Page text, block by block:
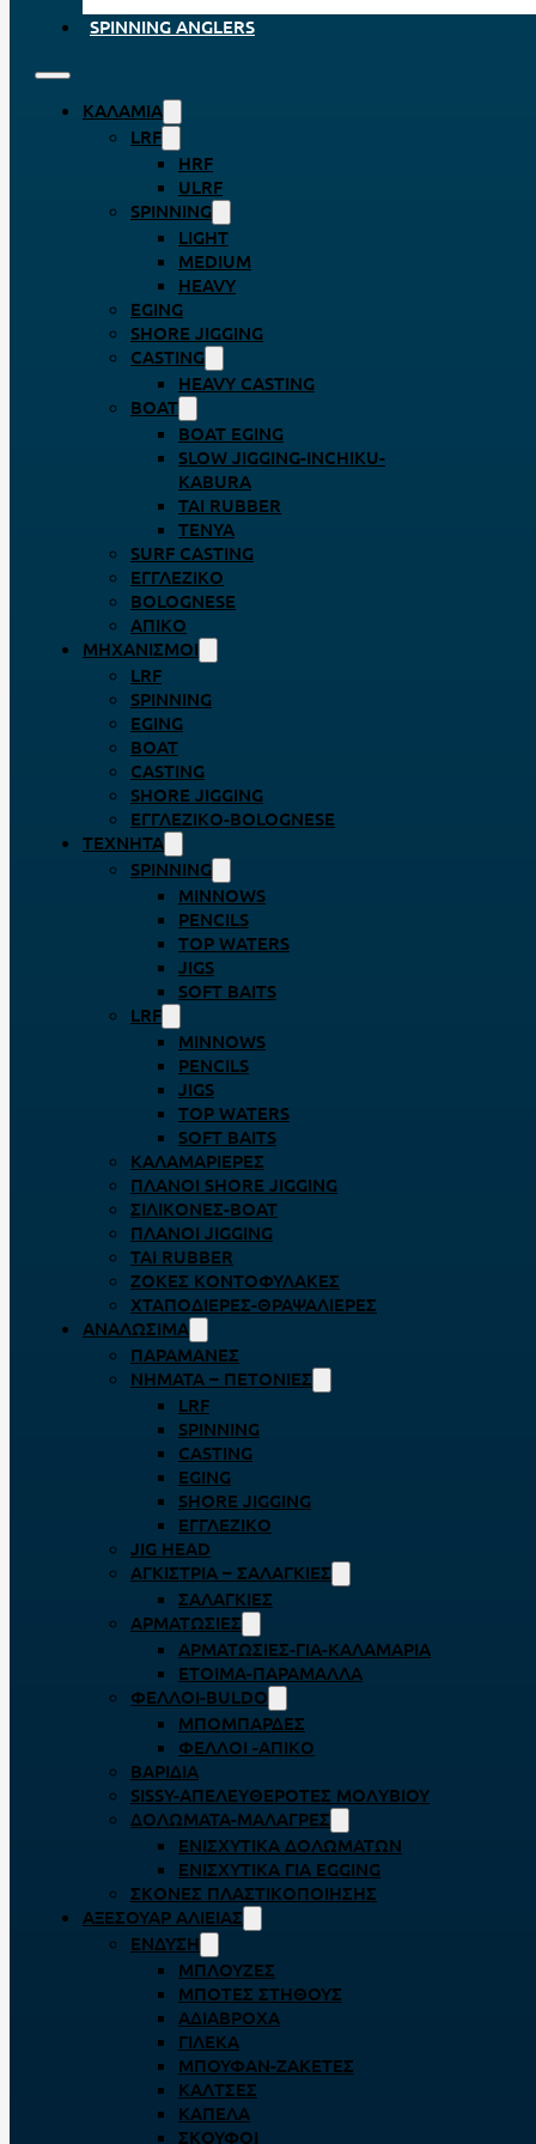
SPINNING ANGLERS
ΚΑΛΆΜΙΑ
LRF
HRF
ULRF
SPINNING
LIGHT
MEDIUM
HEAVY
EGING
SHORE JIGGING
CASTING
HEAVY CASTING
BOAT
BOAT EGING
SLOW JIGGING-INCHIKU-
KABURA
TAI RUBBER
TENYA
SURF CASTING
ΕΓΓΛΈΖΙΚΟ
BOLOGNESE
ΑΠΊΚΟ
ΜΗΧΑΝΙΣΜΟΊ
LRF
SPINNING
EGING
BOAT
CASTING
SHORE JIGGING
ΕΓΓΛΈΖΙΚΟ-BOLOGNESE
ΤΕΧΝΗΤΆ
SPINNING
MINNOWS
PENCILS
TOP WATERS
JIGS
SOFT BAITS
LRF
MINNOWS
PENCILS
JIGS
TOP WATERS
SOFT BAITS
ΚΑΛΑΜΑΡΙΈΡΕΣ
ΠΛΆΝΟΙ SHORE JIGGING
ΣΙΛΙΚΌΝΕΣ-BOAT
ΠΛΆΝΟΙ JIGGING
TAI RUBBER
ΖΌΚΕΣ ΚΟΝΤΟΦΎΛΑΚΕΣ
ΧΤΑΠΟΔΙΈΡΕΣ-ΘΡΑΨΑΛΙΈΡΕΣ
ΑΝΑΛΏΣΙΜΑ
ΠΑΡΑΜΆΝΕΣ
ΝΉΜΑΤΑ – ΠΕΤΟΝΙΈΣ
LRF
SPINNING
CASTING
EGING
SHORE JIGGING
ΕΓΓΛΈΖΙΚΟ
JIG HEAD
ΑΓΚΊΣΤΡΙΑ – ΣΑΛΑΓΚΙΈΣ
ΣΑΛΑΓΚΙΈΣ
ΑΡΜΑΤΩΣΙΈΣ
ΑΡΜΑΤΩΣΙΈΣ-ΓΙΑ-ΚΑΛΑΜΆΡΙΑ
ΈΤΟΙΜΑ-ΠΑΡΆΜΑΛΛΑ
ΦΕΛΛΟΊ-BULDO
ΜΠΟΜΠΆΡΔΕΣ
ΦΕΛΛΟΊ -ΑΠΊΚΟ
ΒΑΡΊΔΙΑ
SISSY-ΑΠΕΛΕΥΘΕΡΟΤΈΣ ΜΟΛΥΒΙΟΎ
ΔΟΛΏΜΑΤΑ-ΜΑΛΆΓΡΕΣ
ΕΝΙΣΧΥΤΙΚΆ ΔΟΛΩΜΆΤΩΝ
ΕΝΙΣΧΥΤΙΚΆ ΓΙΑ EGGING
ΣΚΌΝΕΣ ΠΛΑΣΤΙΚΟΠΟΊΗΣΗΣ
ΑΞΕΣΟΥΆΡ ΑΛΙΕΊΑΣ
ΈΝΔΥΣΗ
ΜΠΛΟΎΖΕΣ
ΜΠΌΤΕΣ ΣΤΉΘΟΥΣ
ΑΔΙΆΒΡΟΧΑ
ΓΙΛΈΚΑ
ΜΠΟΥΦΆΝ-ΖΑΚΈΤΕΣ
ΚΆΛΤΣΕΣ
ΚΑΠΈΛΑ
ΣΚΟΎΦΟΙ